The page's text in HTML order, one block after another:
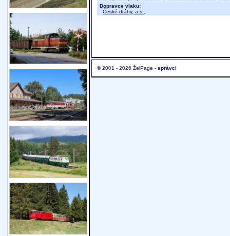
Dopravce vlaku:
České dráhy, a.s. ;
© 2001 - 2026 ŽelPage - správci